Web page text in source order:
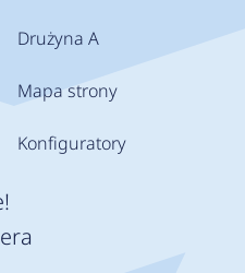
Drużyna A
Mapa strony
Konfiguratory